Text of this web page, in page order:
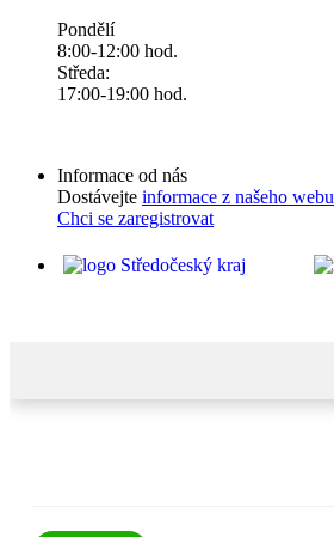
Pondělí
8:00-12:00 hod.
Středa:
17:00-19:00 hod.
Informace od nás
Dostávejte informace z našeho webu
Chci se zaregistrovat